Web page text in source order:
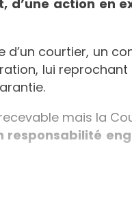
action en
d’un courtier, un
lui
mais la